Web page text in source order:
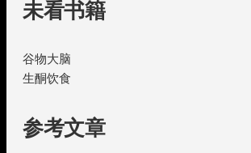
未看书籍
谷物大脑
生酮饮食
参考文章